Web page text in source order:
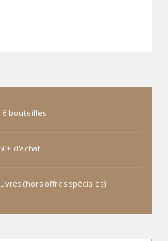
6 bouteilles
d'achat
(hors offres spéciales)